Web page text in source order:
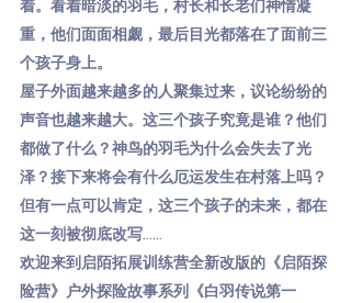
着。看着暗淡的羽毛，村长和长老们神情凝
重，他们面面相觑，最后目光都落在了面前三
个孩子身上。
屋子外面越来越多的人聚集过来，议论纷纷的
声音也越来越大。这三个孩子究竟是谁？他们
都做了什么？神鸟的羽毛为什么会失去了光
泽？接下来将会有什么厄运发生在村落上吗？
但有一点可以肯定，这三个孩子的未来，都在
这一刻被彻底改写……
欢迎来到启陌拓展训练营全新改版的《启陌探
险营》户外探险故事系列《白羽传说第一